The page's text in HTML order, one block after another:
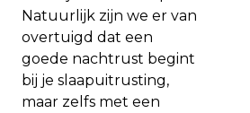
Natuurlijk zijn we er van
overtuigd dat een
goede nachtrust begint
bij je slaapuitrusting,
maar zelfs met een